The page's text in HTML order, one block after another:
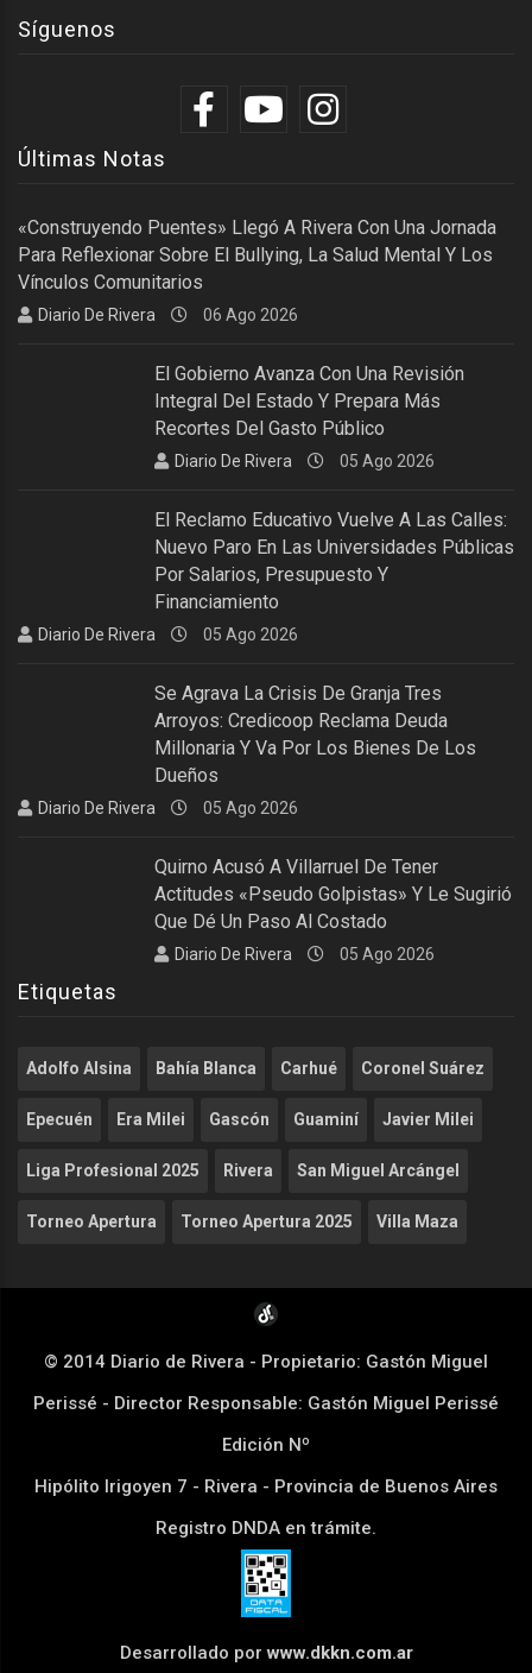
Síguenos
Últimas Notas
«Construyendo Puentes» Llegó A Rivera Con Una Jornada
Para Reflexionar Sobre El Bullying, La Salud Mental Y Los
Vínculos Comunitarios
Diario De Rivera 06 Ago 2026
El Gobierno Avanza Con Una Revisión
Integral Del Estado Y Prepara Más
Recortes Del Gasto Público
Diario De Rivera 05 Ago 2026
El Reclamo Educativo Vuelve A Las Calles:
Nuevo Paro En Las Universidades Públicas
Por Salarios, Presupuesto Y
Financiamiento
Diario De Rivera 05 Ago 2026
Se Agrava La Crisis De Granja Tres
Arroyos: Credicoop Reclama Deuda
Millonaria Y Va Por Los Bienes De Los
Dueños
Diario De Rivera 05 Ago 2026
Quirno Acusó A Villarruel De Tener
Actitudes «pseudo Golpistas» Y Le Sugirió
Que Dé Un Paso Al Costado
Diario De Rivera 05 Ago 2026
Etiquetas
Adolfo Alsina Bahía Blanca Carhué Coronel Suárez
Epecuén Era Milei Gascón Guaminí Javier Milei
Liga Profesional 2025 Rivera San Miguel Arcángel
Torneo Apertura Torneo Apertura 2025 Villa Maza
© 2014 Diario de Rivera - Propietario: Gastón Miguel
Perissé - Director Responsable: Gastón Miguel Perissé
Edición Nº
Hipólito Irigoyen 7 - Rivera - Provincia de Buenos Aires
Registro DNDA en trámite.
Desarrollado porwww.dkkn.com.ar